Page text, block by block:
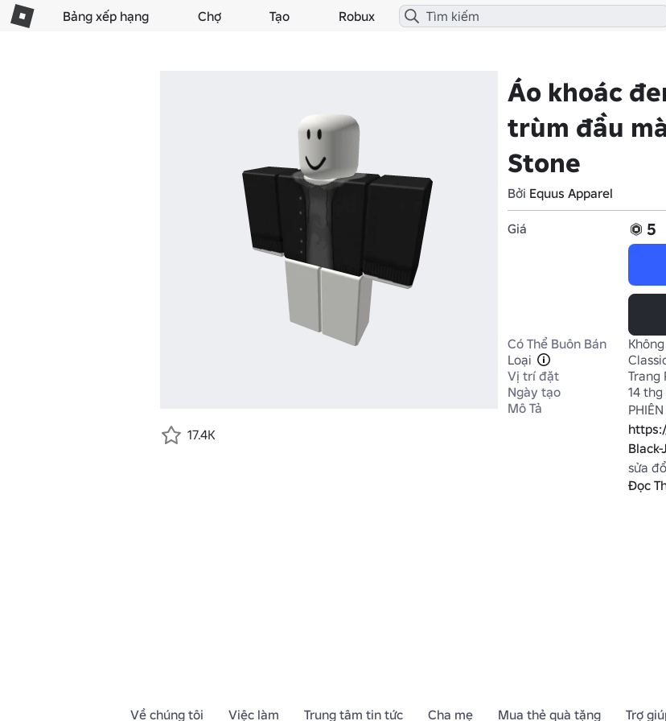
Bảng xếp hạng Chợ Tạo Robux
Áo khoác
trùm đầu
Stone
Bởi Equus Apparel
Giá
5
Có Thể Buôn Bán
Không
Loại
Vị trí đặt
Trang
Ngày tạo
14
Mô Tả
sửa
Đọc
17.4K
Về chúng tôi Việc làm Trung tâm tin tức Cha mẹ Mua thẻ quà tặng Trợ